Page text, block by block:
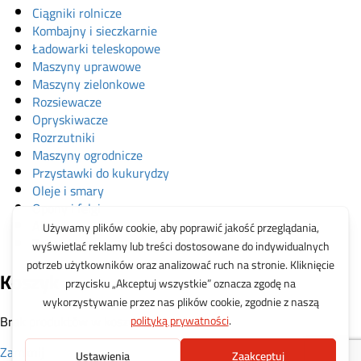
Ciągniki rolnicze
Kombajny i sieczkarnie
Ładowarki teleskopowe
Maszyny uprawowe
Maszyny zielonkowe
Rozsiewacze
Opryskiwacze
Rozrzutniki
Maszyny ogrodnicze
Przystawki do kukurydzy
Oleje i smary
Opony i felgi
Akcesoria
Zabawki
Koszyk
Brak produktów w koszyku.
Zamknij